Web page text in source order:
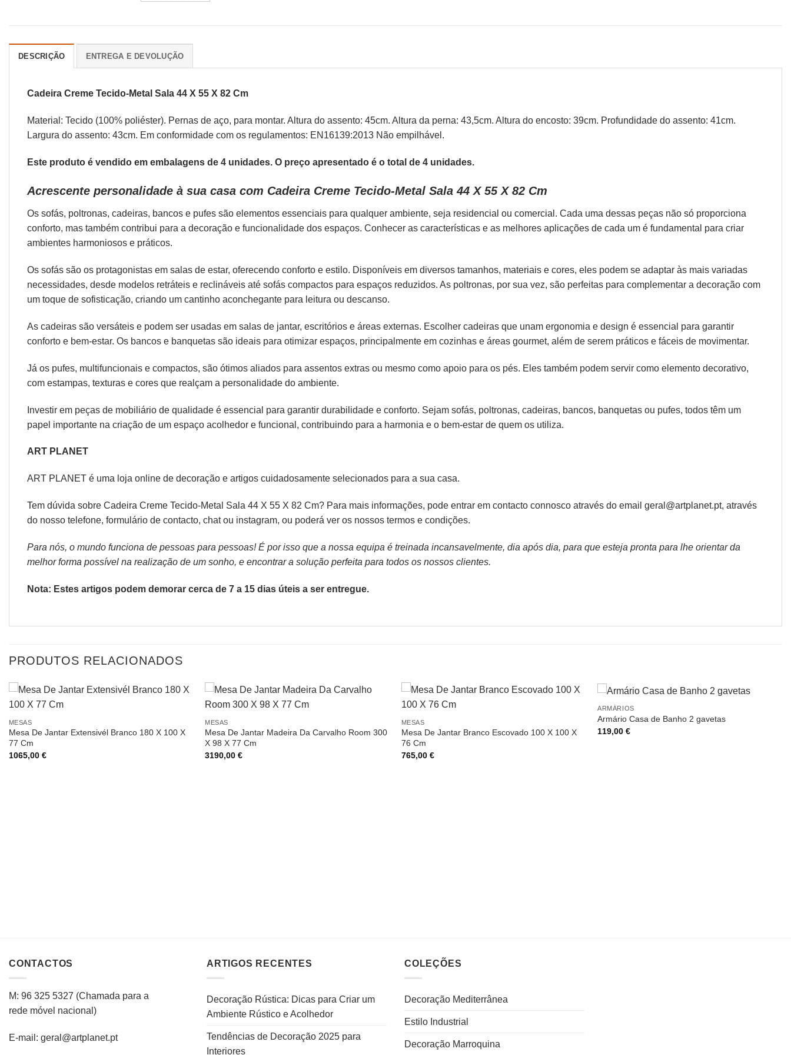
DESCRIÇÃO ENTREGA E DEVOLUÇÃO
Cadeira Creme Tecido-Metal Sala 44 X 55 X 82 Cm
Material: Tecido (100% poliéster). Pernas de aço, para montar. Altura do assento: 45cm. Altura da perna: 43,5cm. Altura do encosto: 39cm. Profundidade do assento: 41cm.
Largura do assento: 43cm. Em conformidade com os regulamentos: EN16139:2013 Não empilhável.
Este produto é vendido em embalagens de 4 unidades. O preço apresentado é o total de 4 unidades.
Acrescente personalidade à sua casa com Cadeira Creme Tecido-Metal Sala 44 X 55 X 82 Cm
Os sofás, poltronas, cadeiras, bancos e pufes são elementos essenciais para qualquer ambiente, seja residencial ou comercial. Cada uma dessas peças não só proporciona
conforto, mas também contribui para a decoração e funcionalidade dos espaços. Conhecer as características e as melhores aplicações de cada um é fundamental para criar
ambientes harmoniosos e práticos.
Os sofás são os protagonistas em salas de estar, oferecendo conforto e estilo. Disponíveis em diversos tamanhos, materiais e cores, eles podem se adaptar às mais variadas
necessidades, desde modelos retráteis e reclináveis até sofás compactos para espaços reduzidos. As poltronas, por sua vez, são perfeitas para complementar a decoração com
um toque de sofisticação, criando um cantinho aconchegante para leitura ou descanso.
As cadeiras são versáteis e podem ser usadas em salas de jantar, escritórios e áreas externas. Escolher cadeiras que unam ergonomia e design é essencial para garantir
conforto e bem-estar. Os bancos e banquetas são ideais para otimizar espaços, principalmente em cozinhas e áreas gourmet, além de serem práticos e fáceis de movimentar.
Já os pufes, multifuncionais e compactos, são ótimos aliados para assentos extras ou mesmo como apoio para os pés. Eles também podem servir como elemento decorativo,
com estampas, texturas e cores que realçam a personalidade do ambiente.
Investir em peças de mobiliário de qualidade é essencial para garantir durabilidade e conforto. Sejam sofás, poltronas, cadeiras, bancos, banquetas ou pufes, todos têm um
papel importante na criação de um espaço acolhedor e funcional, contribuindo para a harmonia e o bem-estar de quem os utiliza.
ART PLANET
ART PLANET é uma loja online de decoração e artigos cuidadosamente selecionados para a sua casa.
Tem dúvida sobre Cadeira Creme Tecido-Metal Sala 44 X 55 X 82 Cm? Para mais informações, pode entrar em contacto connosco através do email geral@artplanet.pt, através
do nosso telefone, formulário de contacto, chat ou instagram, ou poderá ver os nossos termos e condições.
Para nós, o mundo funciona de pessoas para pessoas! É por isso que a nossa equipa é treinada incansavelmente, dia após dia, para que esteja pronta para lhe orientar da
melhor forma possível na realização de um sonho, e encontrar a solução perfeita para todos os nossos clientes.
Nota: Estes artigos podem demorar cerca de 7 a 15 dias úteis a ser entregue.
PRODUTOS RELACIONADOS
MESAS
Mesa De Jantar Extensivél Branco 180 X 100 X
77 Cm
1065,00 €
MESAS
Mesa De Jantar Madeira Da Carvalho Room 300
X 98 X 77 Cm
3190,00€
MESAS
Mesa De Jantar Branco Escovado 100 X 100 X
76 Cm
765,00 €
ARMÁRIOS
Armário Casa de Banho 2 gavetas
119,00€
CONTACTOS
M: 96 325 5327 (Chamada para a
rede móvel nacional )
E-mail: geral@artplanet.pt
ARTIGOS RECENTES
Decoração Rústica: Dicas para Criar um
Ambiente Rústico e Acolhedor
Tendências de Decoração 2025 para
Interiores
COLEÇÕES
Decoração Mediterrânea
Estilo Industrial
Decoração Marroquina